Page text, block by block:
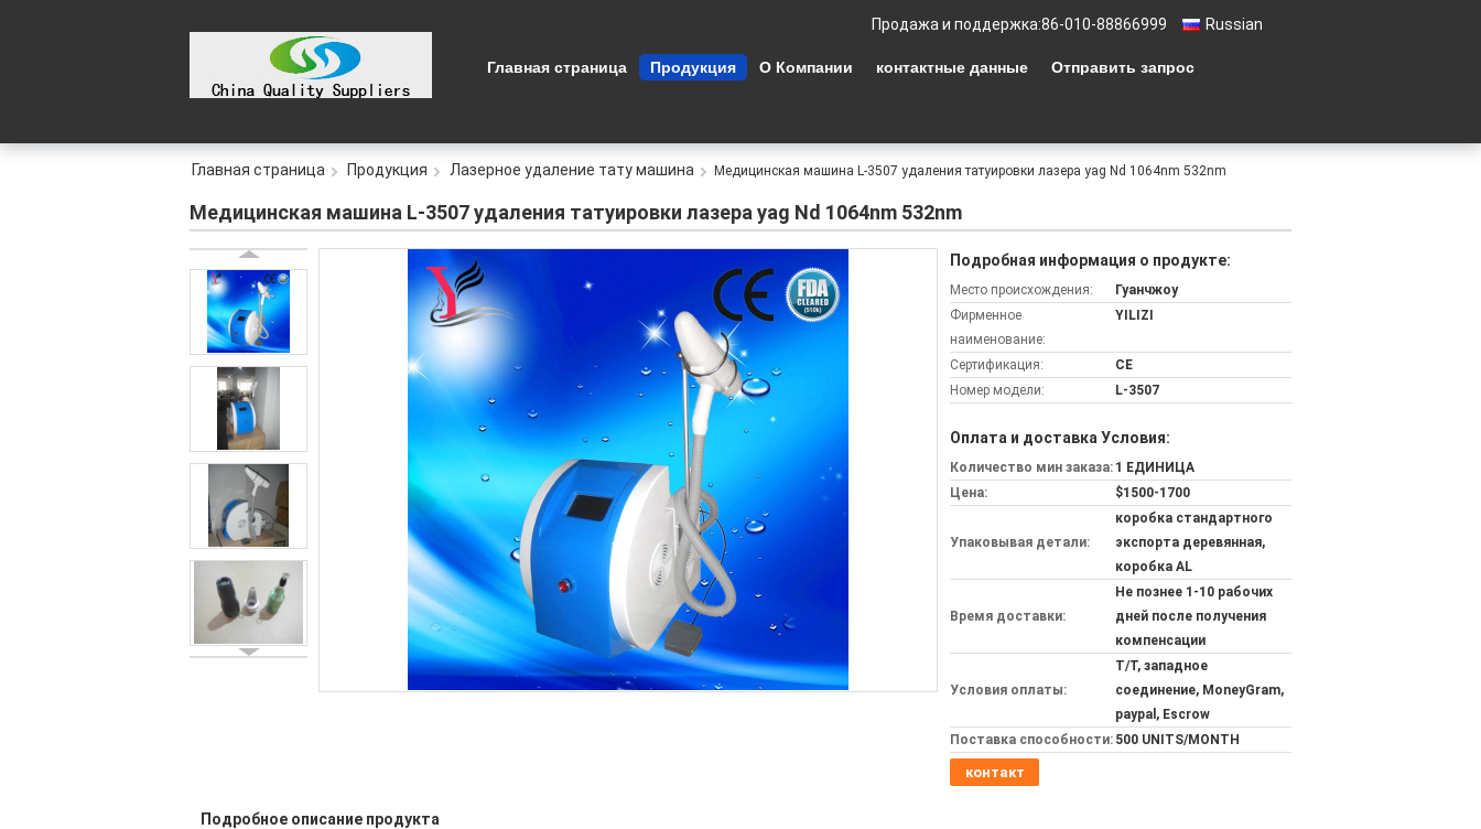
Russian
Продажа и поддержка:86-010-88866999
Главная страница Продукция О Компании контактные данные Отправить запрос
Главная страница Продукция Лазерное удаление тату машина Медицинская машина L-3507 удаления татуировки лазера yag Nd 1064nm 532nm
Медицинская машина L-3507 удаления татуировки лазера yag Nd 1064nm 532nm
Подробная информация о продукте:
Место происхождения:
Гуанчжоу
Фирменное
наименование:
YILIZI
Сертификация:
CE
Номер модели:
L-3507
Оплата и доставка Условия:
Количество мин заказа: 1 ЕДИНИЦА
Цена:
$1500-1700
Упаковывая детали:
коробка стандартного
экспорта деревянная,
коробка AL
Время доставки:
Не познее 1-10 рабочих
дней после получения
компенсации
Условия оплаты:
T/T, западное
соединение, MoneyGram,
paypal, Escrow
Поставка способности: 500 UNITS/MONTH
контакт
Подробное описание продукта